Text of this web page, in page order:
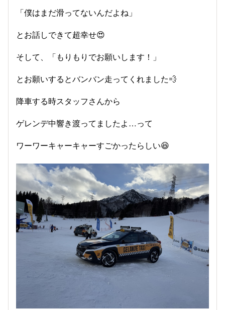
「僕はまだ滑ってないんだよね」
とお話しできて超幸せ😍
そして、「もりもりでお願いします！」
とお願いするとバンバン走ってくれました💨
降車する時スタッフさんから
ゲレンデ中響き渡ってましたよ…って
ワーワーキャーキャーすごかったらしい😆